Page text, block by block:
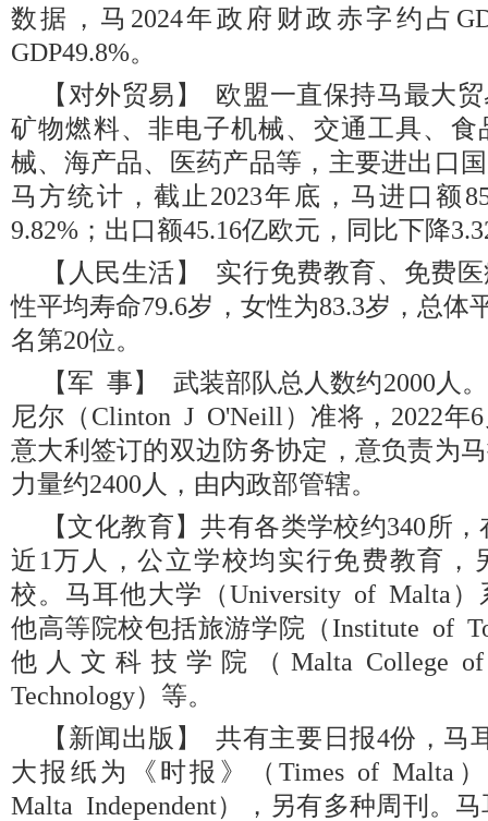
数据，马2024年政府财政赤字约占
GDP49.8%。
【对外贸易】 欧盟一直保持马最大
矿物燃料、非电子机械、交通工具、
械、海产品、医药产品等，主要进出口
马方统计，截止2023年底，马进口额
9.82%；出口额45.16亿欧元，同比下降
【人民生活】 实行免费教育、免费
性平均寿命79.6岁，女性为83.3岁，总体
名第20位。
【军 事】 武装部队总人数约2000人
尼尔（Clinton J O'Neill）准将，2022年
意大利签订的双边防务协定，意负责为
力量约2400人，由内政部管辖。
【文化教育】共有各类学校约340所
近1万人，公立学校均实行免费教育，
校。马耳他大学（University of Malta
他高等院校包括旅游学院（Institute of
他人文科技学院（Malta College
Technology）等。
【新闻出版】 共有主要日报4份，马
大报纸为《时报》（Times of Malta
Malta Independent），另有多种周刊。